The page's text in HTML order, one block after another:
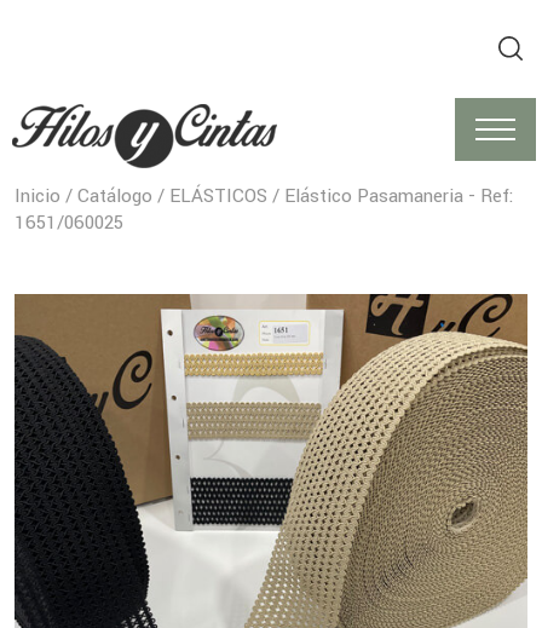
Inicio /Catálogo / ELÁSTICOS / Elástico Pasamaneria - Ref:
1651/060025